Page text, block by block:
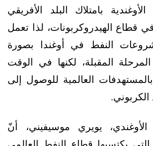
بامتلاك البلد الأفريقي
في قطاع الهيدروكربونات، لذا تعمل
النفط في أوغندا بصورة
المقبلة، لكنها في الوقت
العالمية للوصول إلى
الكربوني.
يويري موسيفيني، أنّ